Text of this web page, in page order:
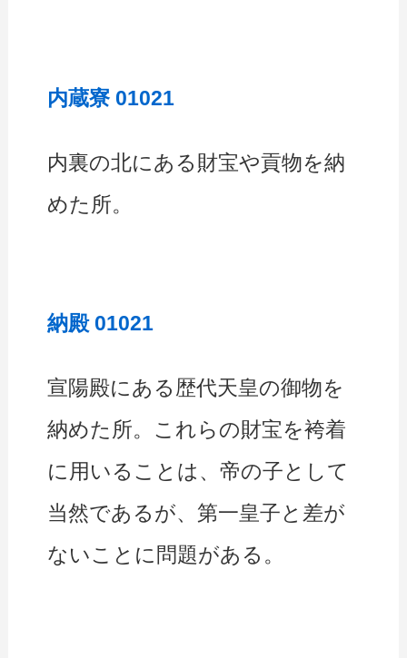
内蔵寮 01021
内裏の北にある財宝や貢物を納
めた所。
納殿 01021
宣陽殿にある歴代天皇の御物を
納めた所。これらの財宝を袴着
に用いることは、帝の子として
当然であるが、第一皇子と差が
ないことに問題がある。